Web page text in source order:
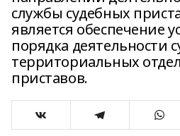
службы судебных
является обеспечение
порядка деятельности
территориальных
приставов.